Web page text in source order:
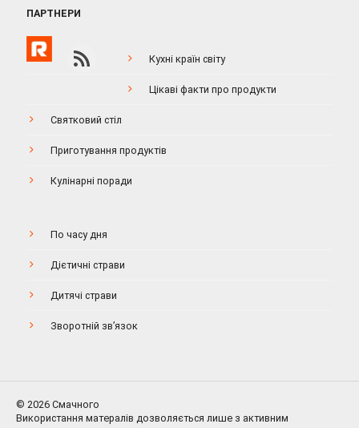
ПАРТНЕРИ
Кухні країн світу
Цікаві факти про продукти
Святковий стіл
Приготування продуктів
Кулінарні поради
По часу дня
Дієтичні страви
Дитячі страви
Зворотній зв’язок
© 2026 Смачного
Використання матералів дозволяється лише з активним